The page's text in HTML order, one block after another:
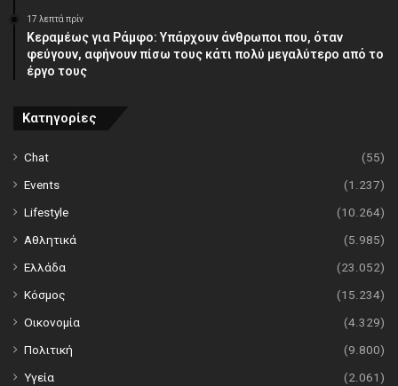
17 λεπτά πρίν
Κεραμέως για Ράμφο: Υπάρχουν άνθρωποι που, όταν
φεύγουν, αφήνουν πίσω τους κάτι πολύ μεγαλύτερο από το
έργο τους
Κατηγορίες
Chat
(55)
Events
(1.237)
Lifestyle
(10.264)
Αθλητικά
(5.985)
Ελλάδα
(23.052)
Κόσμος
(15.234)
Οικονομία
(4.329)
Πολιτική
(9.800)
Υγεία
(2.061)